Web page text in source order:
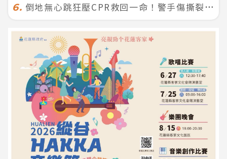
6. 倒地無心跳狂壓CPR救回一命！警手傷撕裂仍不放手 竟救到藝人何篤霖哥哥